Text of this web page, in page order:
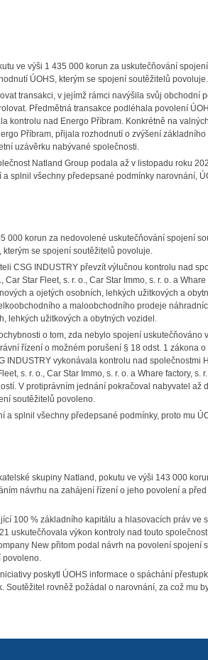
ve výši 1 435 000 korun za uskutečňování
ÚOHS, kterým se spojení soutěžitelů povoluje.
transakci, v jejímž rámci navýšila svůj obchodní
Předmětná transakce podléhala povolení
kontrolu nad Energo Příbram. Konkrétně na
Příbram, přijala rozhodnutí o zvýšení
uzávěrku nabývané společnosti.
Natland Group podala až v listopadu roku
splnil všechny předepsané podmínky narovnání,
000 korun za nedovolené uskutečňování spojení
se spojení soutěžitelů povoluje.
CSG INDUSTRY převzít výlučnou kontrolu nad
Star Fleet, s. r. o., Car Star Immo, s. r. o. a
a ojetých osobních, lehkých užitkových a
a maloobchodního prodeje
lehkých užitkových a obytných vozidel.
o tom, zda nebylo spojení uskutečňováno
řízení o možném porušení § 18 odst. 1 zákona
vykonávala kontrolu nad společnostmi
s. r. o., Car Star Immo, s. r. o. a Whare factory, s.
V protiprávním jednání pokračoval nabyvatel až
soutěžitelů povoleno.
splnil všechny předepsané podmínky, proto mu
skupiny Natland, pokutu ve výši 143 000
návrhu na zahájení řízení o jeho povolení a
100 % základního kapitálu a hlasovacích práv ve
uskutečňovala výkon kontroly nad touto
New přitom podal návrh na povolení spojení
povoleno.
poskytl ÚOHS informace o spáchání
rovněž požádal o narovnání, za což mu